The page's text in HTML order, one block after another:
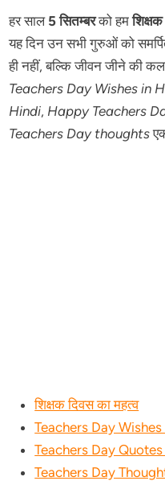
हर साल 5 सितम्बरको हम
यह दिन उन सभी गुरुओं को
ही नहीं, बल्कि जीवन जीने की
Teachers Day Wishes in
Hindi, Happy Teachers
Teachers Day thoughts
शिक्षक दिवस का महत्व
Teachers Day
Teachers Day
Teachers Day